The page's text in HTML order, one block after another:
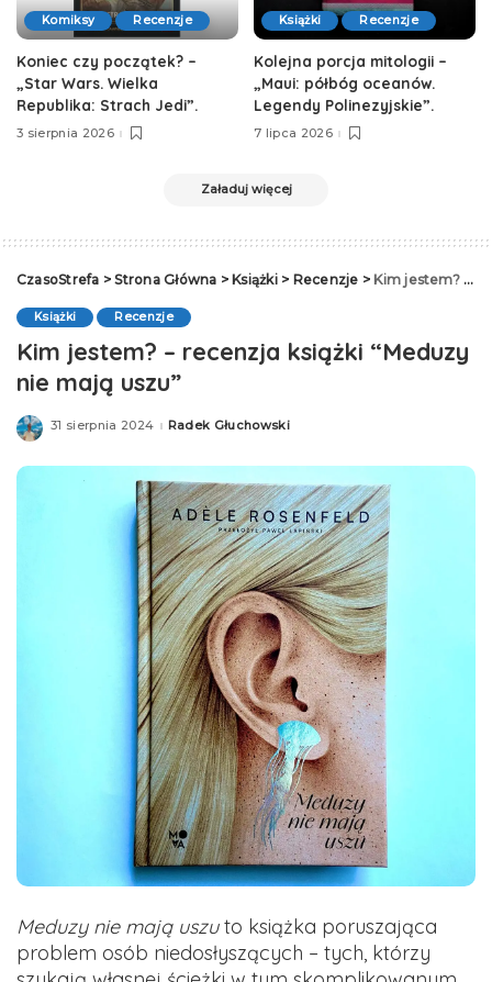
Komiksy Recenzje
Koniec czy początek? –
„Star Wars. Wielka
Republika: Strach Jedi”.
3 sierpnia 2026
Książki Recenzje
Kolejna porcja mitologii –
„Maui: półbóg oceanów.
Legendy Polinezyjskie”.
7 lipca 2026
Załaduj więcej
CzasoStrefa >Strona Główna >Książki> Recenzje >Kim jestem? – recenzja książki “Meduzy nie mają uszu”
Książki Recenzje
Kim jestem? – recenzja książki “Meduzy
nie mają uszu”
31 sierpnia 2024Posted
Radek Głuchowski
Meduzy nie mają uszuto książka poruszająca
problem osób niedosłyszących – tych, którzy